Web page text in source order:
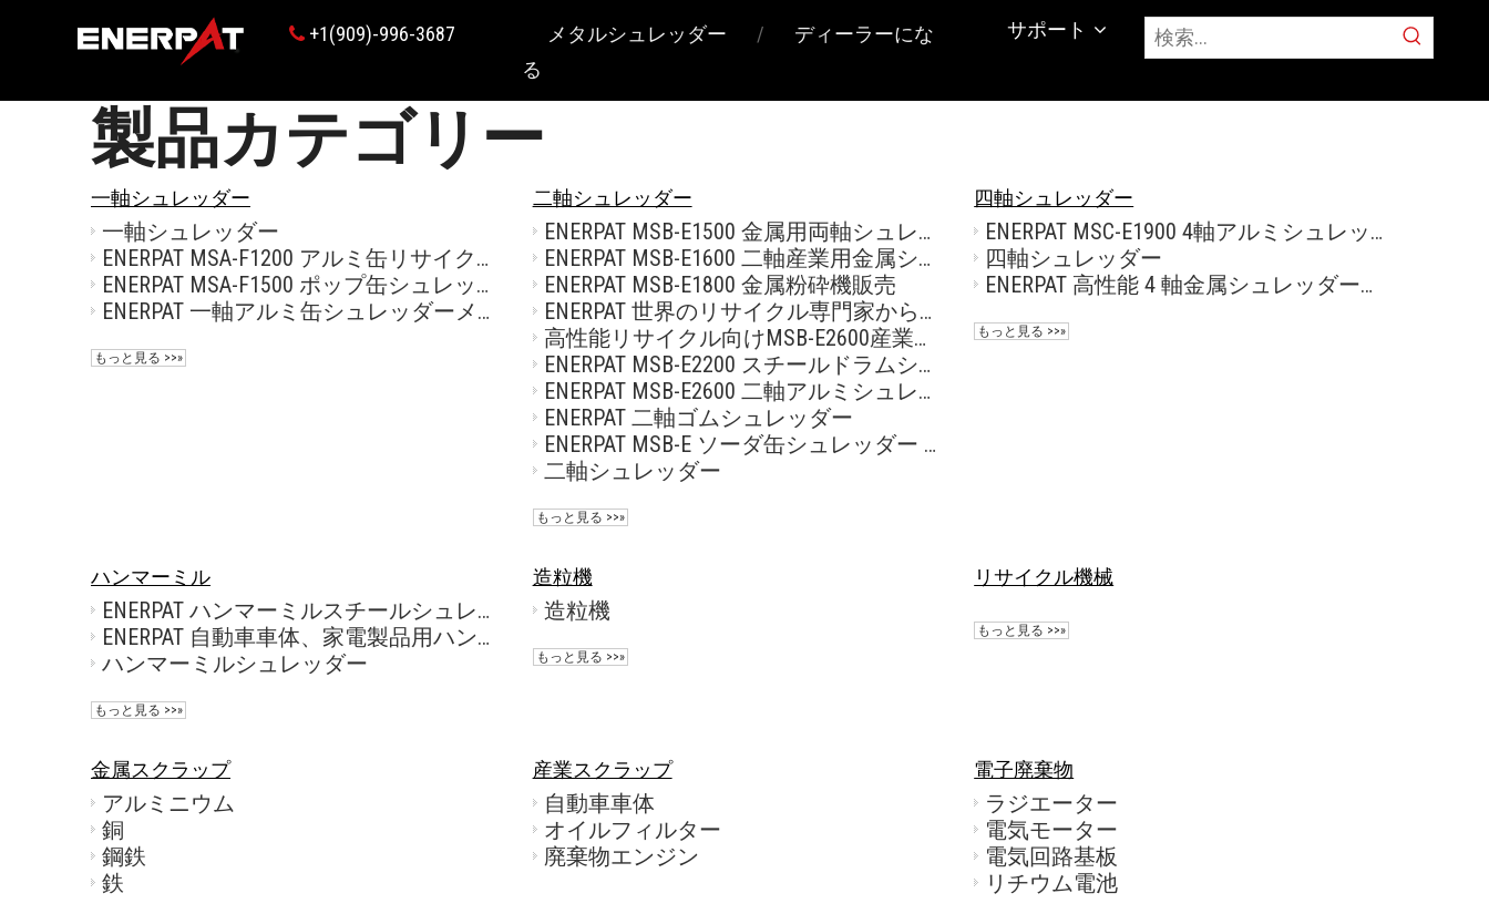
 +1(909)-996-3687 メタルシュレッダー /
ディーラーにな
る
サポート
製品カテゴリー
一軸シュレッダー
一軸シュレッダー
ENERPAT MSA-F1200 アルミ缶リサイクル装置販売
ENERPAT MSA-F1500 ポップ缶シュレッダー メーカー
ENERPAT 一軸アルミ缶シュレッダーメーカー
もっと見る >>»
二軸シュレッダー
ENERPAT MSB-E1500 金属用両軸シュレッダー
ENERPAT MSB-E1600 二軸産業用金属シュレッダー機
ENERPAT MSB-E1800 金属粉砕機販売
ENERPAT 世界のリサイクル専門家から信頼される金属粉砕機 MSB-E2200
高性能リサイクル向けMSB-E2600産業用金属シュレッダーのトップメーカー
ENERPAT MSB-E2200 スチールドラムシュレッダー メーカー
ENERPAT MSB-E2600 二軸アルミシュレッダーファクトリー
ENERPAT 二軸ゴムシュレッダー
ENERPAT MSB-E ソーダ缶シュレッダー メーカー
二軸シュレッダー
もっと見る >>»
四軸シュレッダー
ENERPAT MSC-E1900 4軸アルミシュレッダー メーカー
四軸シュレッダー
ENERPAT 高性能 4 軸金属シュレッダー販売中
もっと見る >>»
ハンマーミル
ENERPAT ハンマーミルスチールシュレッダー販売用
ENERPAT 自動車車体、家電製品用ハンマーミルスクラップ金属シュレッダー
ハンマーミルシュレッダー
もっと見る >>»
造粒機
造粒機
もっと見る >>»
リサイクル機械
もっと見る >>»
金属スクラップ
アルミニウム
銅
鋼鉄
鉄
産業スクラップ
自動車車体
オイルフィルター
廃棄物エンジン
電子廃棄物
ラジエーター
電気モーター
電気回路基板
リチウム電池